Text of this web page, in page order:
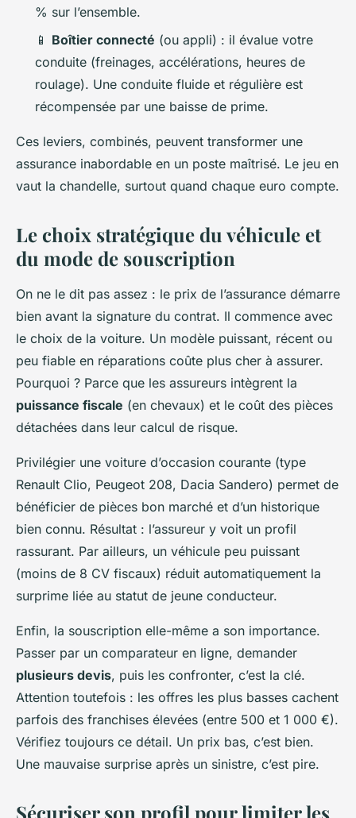
% sur l’ensemble.
📱 Boîtier connecté (ou appli) : il évalue votre
conduite (freinages, accélérations, heures de
roulage). Une conduite fluide et régulière est
récompensée par une baisse de prime.
Ces leviers, combinés, peuvent transformer une
assurance inabordable en un poste maîtrisé. Le jeu en
vaut la chandelle, surtout quand chaque euro compte.
Le choix stratégique du véhicule et
du mode de souscription
On ne le dit pas assez : le prix de l’assurance démarre
bien avant la signature du contrat. Il commence avec
le choix de la voiture. Un modèle puissant, récent ou
peu fiable en réparations coûte plus cher à assurer.
Pourquoi ? Parce que les assureurs intègrent la
puissance fiscale (en chevaux) et le coût des pièces
détachées dans leur calcul de risque.
Privilégier une voiture d’occasion courante (type
Renault Clio, Peugeot 208, Dacia Sandero) permet de
bénéficier de pièces bon marché et d’un historique
bien connu. Résultat : l’assureur y voit un profil
rassurant. Par ailleurs, un véhicule peu puissant
(moins de 8 CV fiscaux) réduit automatiquement la
surprime liée au statut de jeune conducteur.
Enfin, la souscription elle-même a son importance.
Passer par un comparateur en ligne, demander
plusieurs devis, puis les confronter, c’est la clé.
Attention toutefois : les offres les plus basses cachent
parfois des franchises élevées (entre 500 et 1 000 €).
Vérifiez toujours ce détail. Un prix bas, c’est bien.
Une mauvaise surprise après un sinistre, c’est pire.
Sécuriser son profil pour limiter les